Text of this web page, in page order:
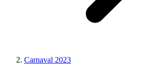
Carnaval 2023